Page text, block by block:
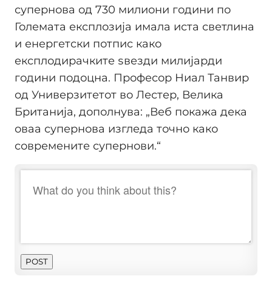
супернова од 730 милиони години по
Големата експлозија имала иста светлина
и енергетски потпис како
експлодирачките ѕвезди милијарди
години подоцна. Професор Ниал Танвир
од Универзитетот во Лестер, Велика
Британија, дополнува: „Веб покажа дека
оваа супернова изгледа точно како
современите супернови.“
POST